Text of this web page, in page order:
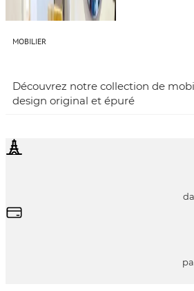
MOBILIER
Découvrez notre collection de
design original et épuré